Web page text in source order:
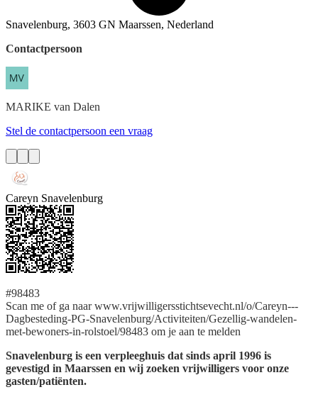
Snavelenburg, 3603 GN Maarssen, Nederland
Contactpersoon
MARIKE van Dalen
Stel de contactpersoon een vraag
Careyn Snavelenburg
#98483
Scan me of ga naar www.vrijwilligersstichtsevecht.nl/o/Careyn---
Dagbesteding-PG-Snavelenburg/Activiteiten/Gezellig-wandelen-
met-bewoners-in-rolstoel/98483 om je aan te melden
Snavelenburg is een verpleeghuis dat sinds april 1996 is
gevestigd in Maarssen en wij zoeken vrijwilligers voor onze
gasten/patiënten.